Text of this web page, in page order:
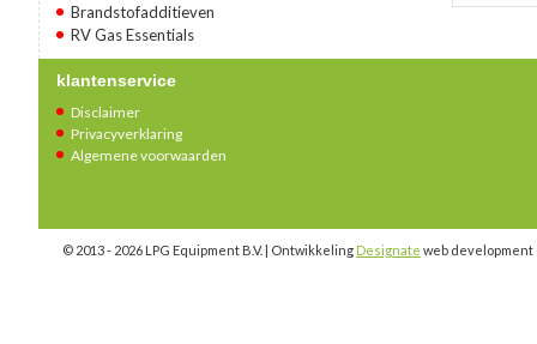
Brandstofadditieven
RV Gas Essentials
klantenservice
Disclaimer
Privacyverklaring
Algemene voorwaarden
© 2013 - 2026 LPG Equipment B.V. | Ontwikkeling Designate web development